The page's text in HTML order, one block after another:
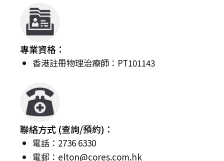
專業資格：
香港註冊物理治療師：PT101143
聯絡方式 (查詢/預約)：
電話：2736 6330
電郵： elton@cores.com.hk